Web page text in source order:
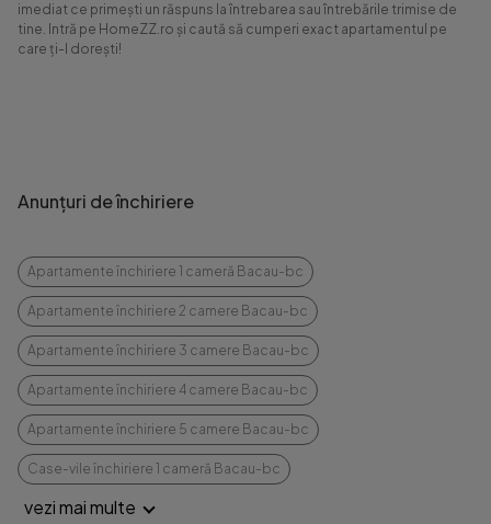
imediat ce primești un răspuns la întrebarea sau întrebările trimise de
tine. Intră pe HomeZZ.ro și caută să cumperi exact apartamentul pe
care ți-l dorești!
Anunțuri de închiriere
Apartamente închiriere 1 cameră Bacau-bc
Apartamente închiriere 2 camere Bacau-bc
Apartamente închiriere 3 camere Bacau-bc
Apartamente închiriere 4 camere Bacau-bc
Apartamente închiriere 5 camere Bacau-bc
Case-vile închiriere 1 cameră Bacau-bc
vezi mai multe